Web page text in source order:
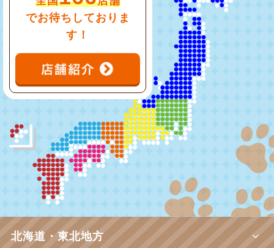
でお待ちしておりま
す！
北海道・東北地方